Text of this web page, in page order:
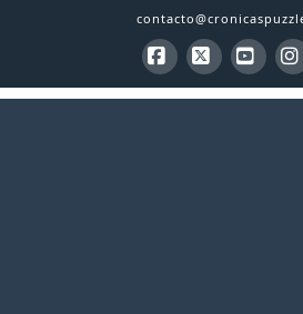
Facebook
X